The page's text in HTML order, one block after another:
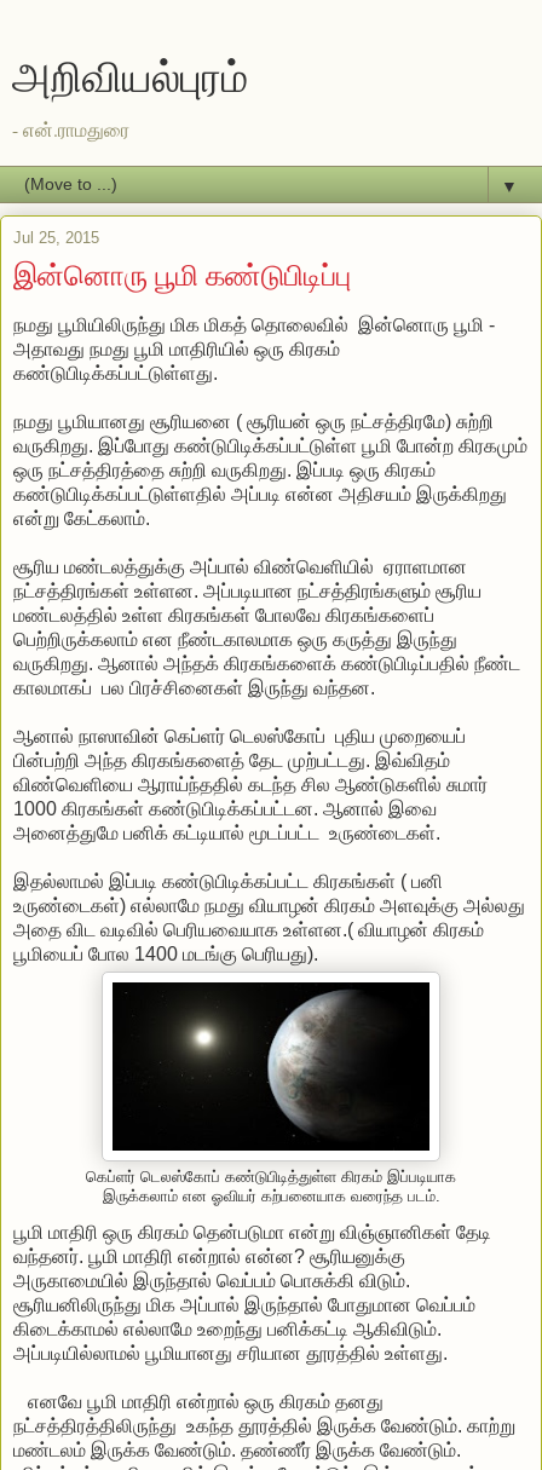
அறிவியல்புரம்
- என்.ராமதுரை
▼
Jul 25, 2015
இன்னொரு பூமி கண்டுபிடிப்பு
நமது பூமியிலிருந்து மிக மிகத் தொலைவில் இன்னொரு பூமி -
அதாவது நமது பூமி மாதிரியில் ஒரு கிரகம்
கண்டுபிடிக்கப்பட்டுள்ளது.
நமது பூமியானது சூரியனை ( சூரியன் ஒரு நட்சத்திரமே) சுற்றி
வருகிறது. இப்போது கண்டுபிடிக்கப்பட்டுள்ள பூமி போன்ற கிரகமும்
ஒரு நட்சத்திரத்தை சுற்றி வருகிறது. இப்படி ஒரு கிரகம்
கண்டுபிடிக்கப்பட்டுள்ளதில் அப்படி என்ன அதிசயம் இருக்கிறது
என்று கேட்கலாம்.
சூரிய மண்டலத்துக்கு அப்பால் விண்வெளியில் ஏராளமான
நட்சத்திரங்கள் உள்ளன. அப்படியான நட்சத்திரங்களும் சூரிய
மண்டலத்தில் உள்ள கிரகங்கள் போலவே கிரகங்களைப்
பெற்றிருக்கலாம் என நீண்டகாலமாக ஒரு கருத்து இருந்து
வருகிறது. ஆனால் அந்தக் கிரகங்களைக் கண்டுபிடிப்பதில் நீண்ட
காலமாகப் பல பிரச்சினைகள் இருந்து வந்தன.
ஆனால் நாஸாவின் கெப்ளர் டெலஸ்கோப் புதிய முறையைப்
பின்பற்றி அந்த கிரகங்களைத் தேட முற்பட்டது. இவ்விதம்
விண்வெளியை ஆராய்ந்ததில் கடந்த சில ஆண்டுகளில் சுமார்
1000 கிரகங்கள் கண்டுபிடிக்கப்பட்டன. ஆனால் இவை
அனைத்துமே பனிக் கட்டியால் மூடப்பட்ட உருண்டைகள்.
இதல்லாமல் இப்படி கண்டுபிடிக்கப்பட்ட கிரகங்கள் ( பனி
உருண்டைகள்) எல்லாமே நமது வியாழன் கிரகம் அளவுக்கு அல்லது
அதை விட வடிவில் பெரியவையாக உள்ளன.( வியாழன் கிரகம்
பூமியைப் போல 1400 மடங்கு பெரியது).
கெப்ளர் டெலஸ்கோப் கண்டுபிடித்துள்ள கிரகம் இப்படியாக
இருக்கலாம் என ஓவியர் கற்பனையாக வரைந்த படம்.
பூமி மாதிரி ஒரு கிரகம் தென்படுமா என்று விஞ்ஞானிகள் தேடி
வந்தனர். பூமி மாதிரி என்றால் என்ன? சூரியனுக்கு
அருகாமையில் இருந்தால் வெப்பம் பொசுக்கி விடும்.
சூரியனிலிருந்து மிக அப்பால் இருந்தால் போதுமான வெப்பம்
கிடைக்காமல் எல்லாமே உறைந்து பனிக்கட்டி ஆகிவிடும்.
அப்படியில்லாமல் பூமியானது சரியான தூரத்தில் உள்ளது.
எனவே பூமி மாதிரி என்றால் ஒரு கிரகம் தனது
நட்சத்திரத்திலிருந்து உகந்த தூரத்தில் இருக்க வேண்டும். காற்று
மண்டலம் இருக்க வேண்டும். தண்ணீர் இருக்க வேண்டும்.